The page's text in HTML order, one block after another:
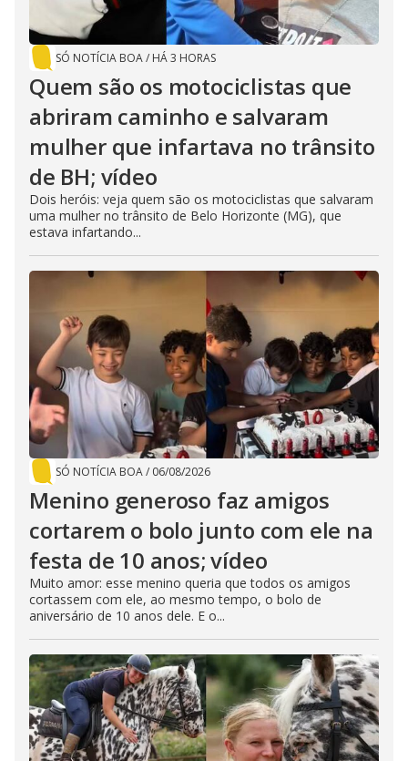
SÓ NOTÍCIA BOA/ HÁ 3 HORAS
Quem são os motociclistas que
abriram caminho e salvaram
mulher que infartava no trânsito
de BH; vídeo
Dois heróis: veja quem são os motociclistas que salvaram
uma mulher no trânsito de Belo Horizonte (MG), que
estava infartando...
SÓ NOTÍCIA BOA/ 06/08/2026
Menino generoso faz amigos
cortarem o bolo junto com ele na
festa de 10 anos; vídeo
Muito amor: esse menino queria que todos os amigos
cortassem com ele, ao mesmo tempo, o bolo de
aniversário de 10 anos dele. E o...